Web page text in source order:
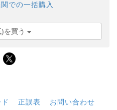
での一括購入
を買う
正誤表 お問い合わせ